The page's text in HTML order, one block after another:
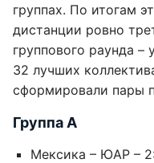
группах. По итогам
дистанции ровно
группового раунда
32 лучших
сформировали пары
Группа А
Мексика – ЮАР –